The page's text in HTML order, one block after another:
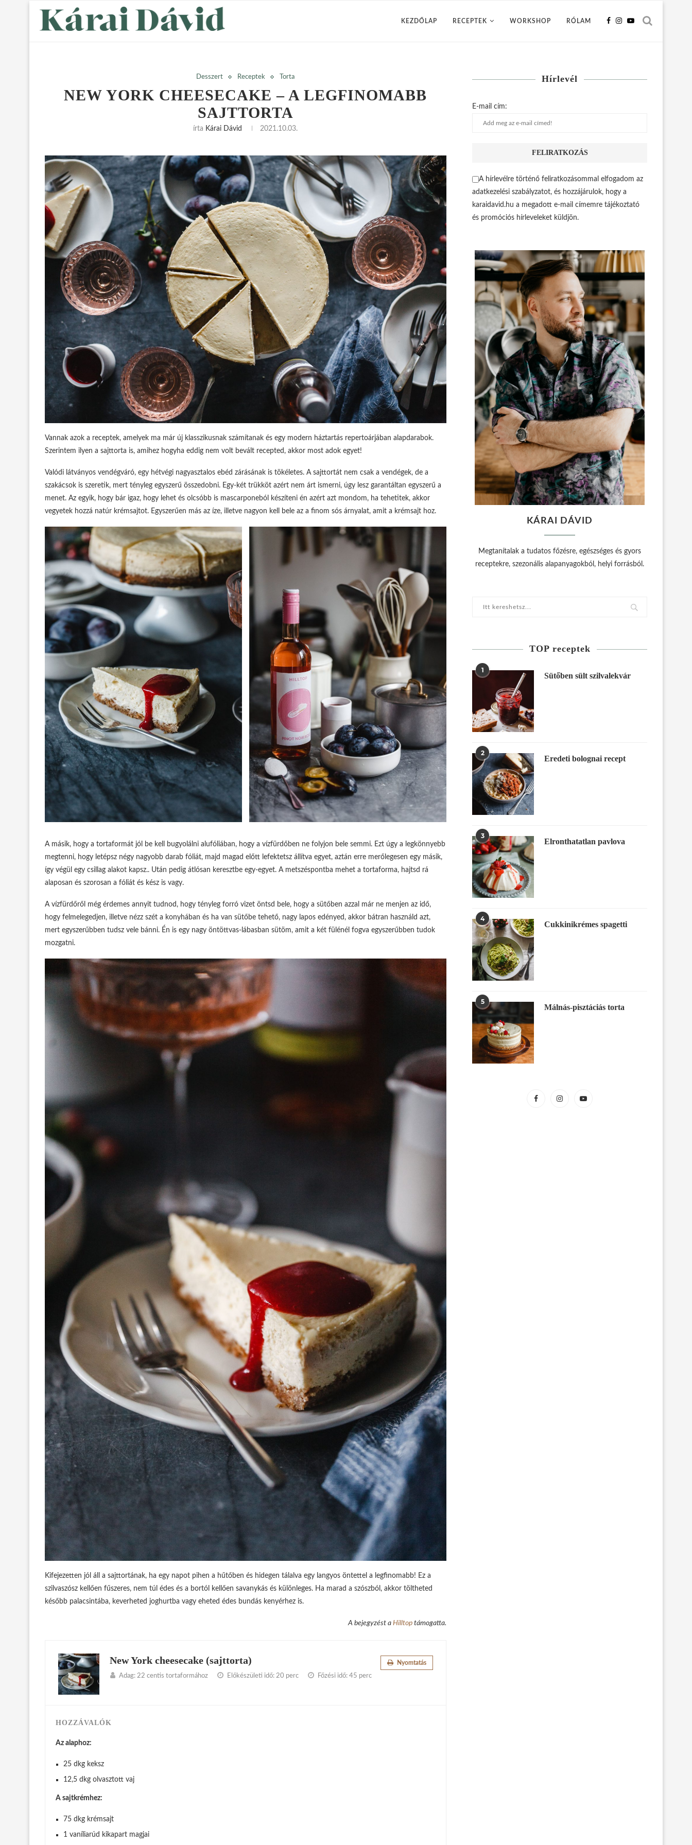
KEZDŐLAP RECEPTEK WORKSHOP RÓLAM
Desszert Receptek Torta
NEW YORK CHEESECAKE – A LEGFINOMABB
SAJTTORTA
írta Kárai Dávid 2021.10.03.
Vannak azok a receptek, amelyek ma már új klasszikusnak számítanak és egy modern háztartás repertoárjában alapdarabok.
Szerintem ilyen a sajttorta is, amihez hogyha eddig nem volt bevált recepted, akkor most adok egyet!
Valódi látványos vendégváró, egy hétvégi nagyasztalos ebéd zárásának is tökéletes. A sajttortát nem csak a vendégek, de a
szakácsok is szeretik, mert tényleg egyszerű összedobni. Egy-két trükköt azért nem árt ismerni, úgy lesz garantáltan egyszerű a
menet. Az egyik, hogy bár igaz, hogy lehet és olcsóbb is mascarponeból készíteni én azért azt mondom, ha tehetitek, akkor
vegyetek hozzá natúr krémsajtot. Egyszerűen más az íze, illetve nagyon kell bele az a finom sós árnyalat, amit a krémsajt hoz.
A másik, hogy a tortaformát jól be kell bugyolálni alufóliában, hogy a vízfürdőben ne folyjon bele semmi. Ezt úgy a legkönnyebb
megtenni, hogy letépsz négy nagyobb darab fóliát, majd magad előtt lefektetsz állítva egyet, aztán erre merőlegesen egy másik,
így végül egy csillag alakot kapsz.. Után pedig átlósan keresztbe egy-egyet. A metszéspontba mehet a tortaforma, hajtsd rá
alaposan és szorosan a fóliát és kész is vagy.
A vízfürdőről még érdemes annyit tudnod, hogy tényleg forró vizet öntsd bele, hogy a sütőben azzal már ne menjen az idő,
hogy felmelegedjen, illetve nézz szét a konyhában és ha van sütőbe tehető, nagy lapos edényed, akkor bátran használd azt,
mert egyszerűbben tudsz vele bánni. Én is egy nagy öntöttvas-lábasban sütöm, amit a két fülénél fogva egyszerűbben tudok
mozgatni.
Kifejezetten jól áll a sajttortának, ha egy napot pihen a hűtőben és hidegen tálalva egy langyos öntettel a legfinomabb! Ez a
szilvaszósz kellően fűszeres, nem túl édes és a bortól kellően savanykás és különleges. Ha marad a szószból, akkor töltheted
később palacsintába, keverheted joghurtba vagy eheted édes bundás kenyérhez is.
A bejegyzést a Hilltoptámogatta.
New York cheesecake (sajttorta) Nyomtatás
Adag: 22 centis tortaformához Előkészületi idő: 20 perc Főzési idő: 45 perc
HOZZÁVALÓK
Az alaphoz:
25 dkg keksz
12,5 dkg olvasztott vaj
A sajtkrémhez:
75 dkg krémsajt
1 vaníliarúd kikapart magjai
Hírlevél
E-mail cím:
A hírlevélre történő feliratkozásommal elfogadom az
adatkezelési szabályzatot, és hozzájárulok, hogy a
karaidavid.hu a megadott e-mail címemre tájékoztató
és promóciós hírleveleket küldjön.
KÁRAI DÁVID
Megtanítalak a tudatos főzésre, egészséges és gyors
receptekre, szezonális alapanyagokból, helyi forrásból.
TOP receptek
1
Sütőben sült szilvalekvár
2
Eredeti bolognai recept
3
Elronthatatlan pavlova
4
Cukkinikrémes spagetti
5
Málnás-pisztáciás torta